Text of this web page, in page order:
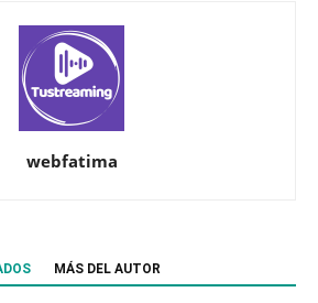
webfatima
MÁS DEL AUTOR